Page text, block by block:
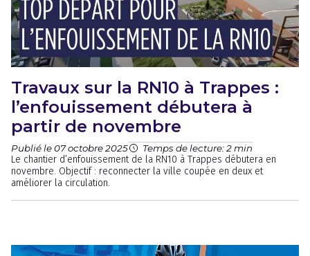
Travaux sur la RN10 à Trappes :
l’enfouissement débutera à
partir de novembre
Publié le 07 octobre 2025 Temps de lecture: 2 min
Le chantier d’enfouissement de la RN10 à Trappes débutera en
novembre. Objectif : reconnecter la ville coupée en deux et
améliorer la circulation.